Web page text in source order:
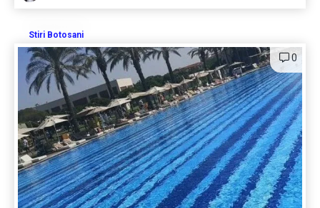
Stiri Botosani
0